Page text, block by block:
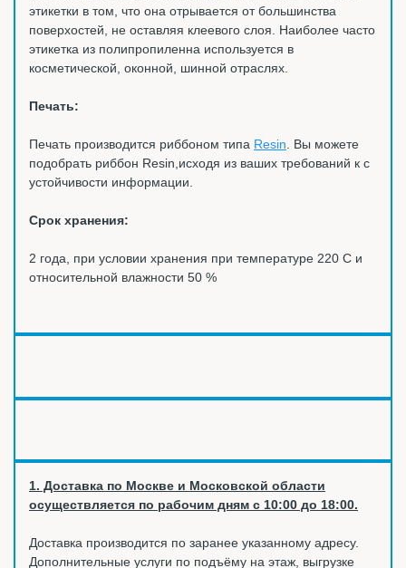
этикетки в том, что она отрывается от большинства
поверхостей, не оставляя клеевого слоя. Наиболее часто
этикетка из полипропиленна используется в
косметической, оконной, шинной отраслях.
Печать:
Печать производится риббоном типа Resin . Вы можете
подобрать риббон Resin,исходя из ваших требований к с
устойчивости информации.
Срок хранения:
2 года, при условии хранения при температуре 220 С и
относительной влажности 50 %
1. Доставка по Москве и Московской области
осуществляется по рабочим дням с 10:00 до 18:00.
Доставка производится по заранее указанному адресу.
Дополнительные услуги по подъёму на этаж, выгрузке